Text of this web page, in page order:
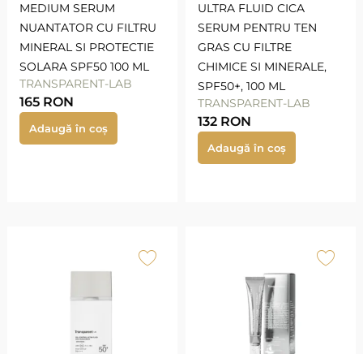
MEDIUM SERUM
NUANTATOR CU FILTRU
MINERAL SI PROTECTIE
SOLARA SPF50 100 ML
TRANSPARENT-LAB
165 RON
Adaugă în coș
ULTRA FLUID CICA
SERUM PENTRU TEN
GRAS CU FILTRE
CHIMICE SI MINERALE,
SPF50+, 100 ML
TRANSPARENT-LAB
132 RON
Adaugă în coș